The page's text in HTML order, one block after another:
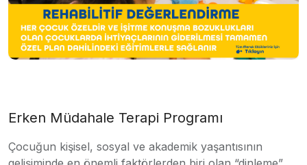
Erken Müdahale Terapi Programı
Çocuğun kişisel, sosyal ve akademik yaşantısının